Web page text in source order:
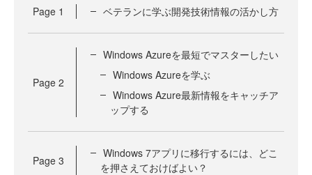
Page 1 ベテランに学ぶ開発技術情報の活かし方
Page 2
Windows Azureを最短でマスターしたい
Windows Azureを学ぶ
Windows Azure最新情報をキャッチア
ップする
Page 3
Windows 7アプリに移行するには、どこ
を押さえておけばよい？